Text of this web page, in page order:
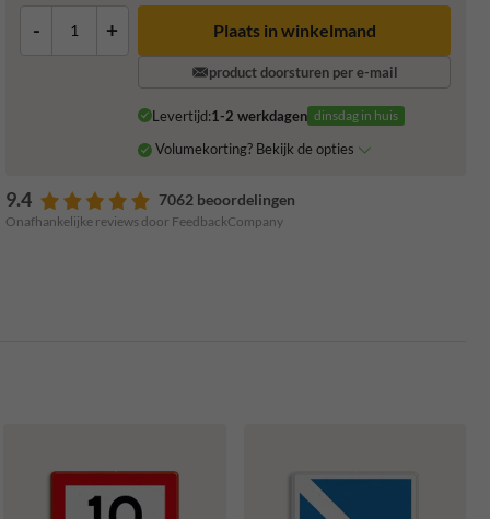
- + Plaats in winkelmand
product doorsturen per e-mail
Levertijd:1-2 werkdagen dinsdag in huis
Volumekorting? Bekijk de opties
9.4 7062 beoordelingen
Onafhankelijke reviews door FeedbackCompany